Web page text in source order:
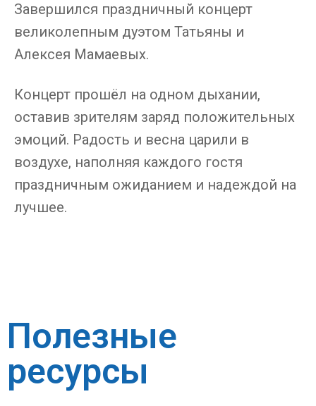
Завершился праздничный концерт
великолепным дуэтом Татьяны и
Алексея Мамаевых.
Концерт прошёл на одном дыхании,
оставив зрителям заряд положительных
эмоций. Радость и весна царили в
воздухе, наполняя каждого гостя
праздничным ожиданием и надеждой на
лучшее.
Полезные
ресурсы